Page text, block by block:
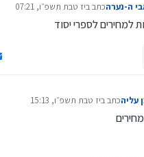
ה-נערהכתב ביז טבת תשפ״ו, 07:21
נערך לאחרונה על ידי
למחירים לספרי יסוד
עליהכתב ביז טבת תשפ״ו, 15:13
נערך לאחרונה על ידי